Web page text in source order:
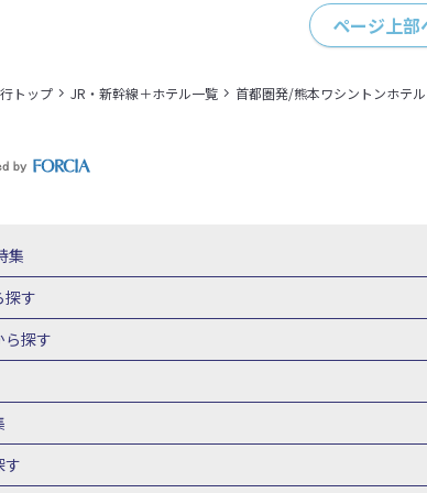
ページ上部
トップ JR・新幹線＋ホテル一覧 首都圏発/熊本ワシントンホテ
集
ック
探す
ック
ック
東京→青森 新幹線パック 東京→仙台 新幹線パック
ック
東京⇔軽井沢 新幹線パック 東京→長野 新幹線パ
ク
ク
パック
新横浜⇔大阪（新大阪） 新幹線パック 新横浜⇔
ら探す
山陽新幹線 旅行 九州新幹線 旅行 西九州新幹線 旅行
ツアー
福島旅行・ツアー 関東 東京旅行・ツアー 神奈川旅
栃木旅行・ツアー 群馬旅行・ツアー 北陸 富山旅行
ト®への旅
す